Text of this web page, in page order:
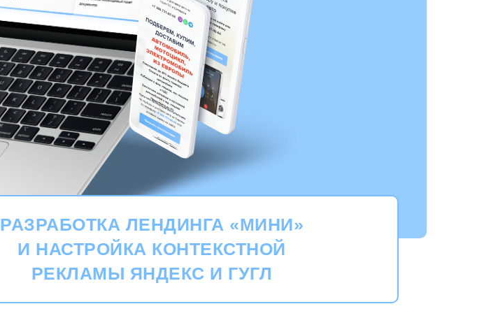
РАЗРАБОТКА ЛЕНДИНГА «МИНИ»
И НАСТРОЙКА КОНТЕКСТНОЙ
РЕКЛАМЫ ЯНДЕКС И ГУГЛ